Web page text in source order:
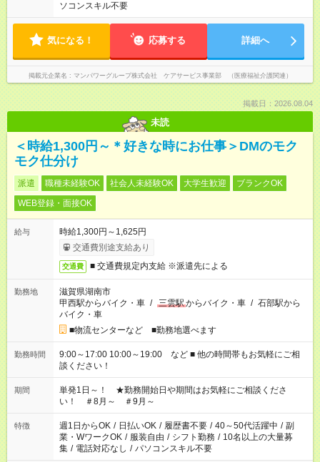
ソコンスキル不要
気になる！ 応募する 詳細へ
掲載元企業名 マンパワーグループ株式会社 ケアサービス事業部 （医療福祉介護関連）
掲載日：2026.08.04
未読
＜時給1,300円～＊好きな時にお仕事＞DMのモク
モク仕分け
派遣 職種未経験OK 社会人未経験OK 大学生歓迎
ブランクOK
WEB登録・面接OK
給与
時給1,300円～1,625円
交通費別途支給あり
交通費 ■ 交通費規定内支給 ※派遣先による
勤務地
滋賀県湖南市
甲西駅からバイク・車 / 三雲駅からバイク・車 / 石部駅から
バイク・車
■物流センターなど ■勤務地選べます
勤務時間
9:00～17:00 10:00～19:00 など ■ 他の時間帯もお気軽にご相
談ください！
期間
単発1日～！ ★勤務開始日や期間はお気軽にご相談くださ
い！ ＃8月～ ＃9月～
特徴 週1日からOK / 日払いOK / 履歴書不要 / 40～50代活躍中 / 副
業・WワークOK / 服装自由 / シフト勤務 / 10名以上の大量募
集 / 電話対応なし / パソコンスキル不要